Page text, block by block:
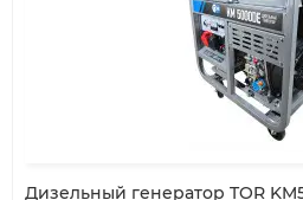
Дизельный генератор TOR